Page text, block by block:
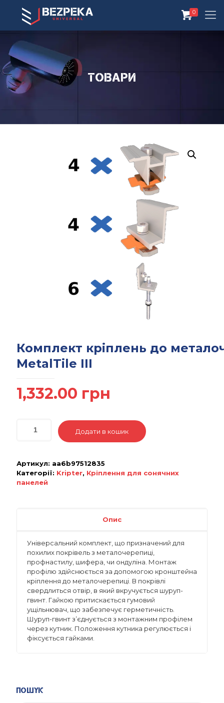
0
Товари
Комплект кріплень до
MetalTile III
1,332.00 грн
Додати в кошик
Артикул: aa6b97512835
Категорії: Kripter, Кріплення для сонячних
панелей
Опис
Універсальний комплект, що призначений для
похилих покрівель з металочерепиці,
профнастилу, шифера, чи ондуліна. Монтаж
профілю здійснюється за допомогою кронштейна
кріплення до металочерепиці. В покрівлі
свердлиться отвір, в який вкручується шуруп-
гвинт. Гайкою притискається гумовий
ущільнювач, що забезпечує герметичність.
Шуруп-гвинт з’єднується з монтажним профілем
через кутник. Положення кутника регулюється і
фіксується гайками.
Пошук